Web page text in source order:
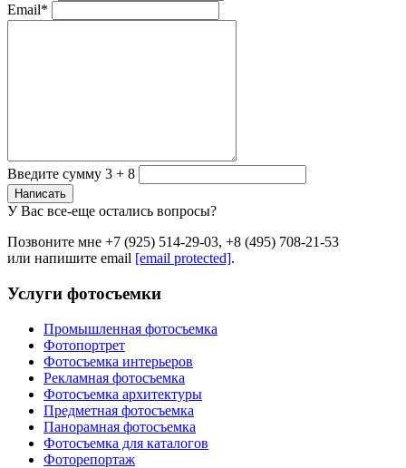
Email*
Введите сумму 3 + 8
Написать
У Вас все-еще остались вопросы?
Позвоните мне +7 (925) 514-29-03, +8 (495) 708-21-53
или напишите email [email protected].
Услуги фотосъемки
Промышленная фотосъемка
Фотопортрет
Фотосъемка интерьеров
Рекламная фотосъемка
Фотосъемка архитектуры
Предметная фотосъемка
Панорамная фотосъемка
Фотосъемка для каталогов
Фоторепортаж